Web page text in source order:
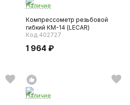
Наличие
Компрессометр резьбовой
гибкий КМ-14 (LECAR)
Код 402727
1 964 ₽
Наличие